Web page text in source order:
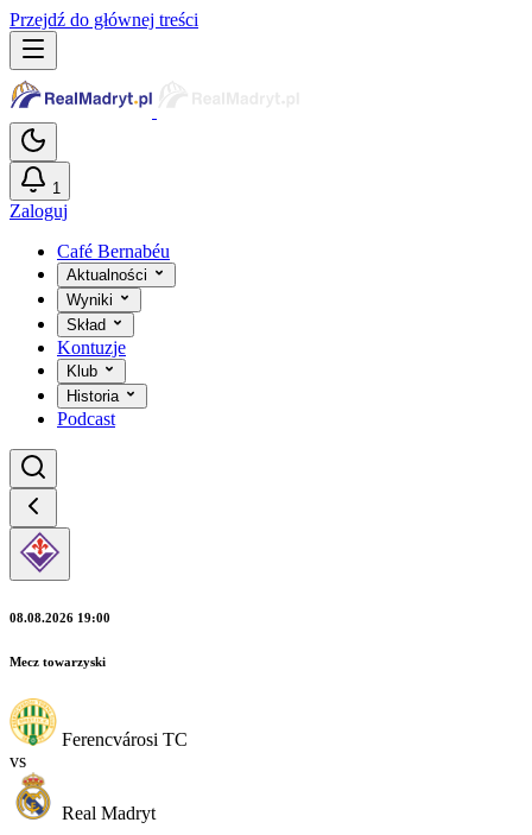
Przejdź do głównej treści
1
Zaloguj
Café Bernabéu
Aktualności
Wyniki
Skład
Kontuzje
Klub
Historia
Podcast
08.08.2026 19:00
Mecz towarzyski
Ferencvárosi TC
vs
Real Madryt